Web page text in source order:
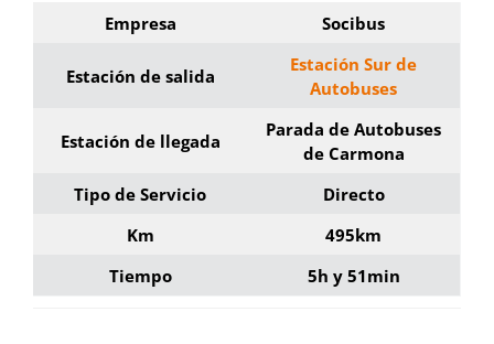
Empresa Socibus
Estación de salida
Estación Sur de
Autobuses
Estación de llegada
Parada de Autobuses
de Carmona
Tipo de Servicio
Directo
Km
495km
Tiempo
5h y 51min